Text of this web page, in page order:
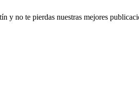
y no te pierdas nuestras mejores